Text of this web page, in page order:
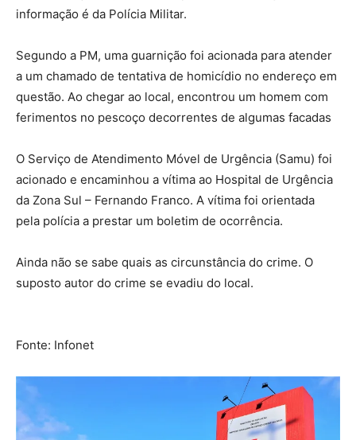
informação é da Polícia Militar.
Segundo a PM, uma guarnição foi acionada para atender
a um chamado de tentativa de homicídio no endereço em
questão. Ao chegar ao local, encontrou um homem com
ferimentos no pescoço decorrentes de algumas facadas
O Serviço de Atendimento Móvel de Urgência (Samu) foi
acionado e encaminhou a vítima ao Hospital de Urgência
da Zona Sul – Fernando Franco. A vítima foi orientada
pela polícia a prestar um boletim de ocorrência.
Ainda não se sabe quais as circunstância do crime. O
suposto autor do crime se evadiu do local.
Fonte: Infonet